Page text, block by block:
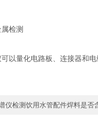
检测
量化电路板、连接器和电
仪检测饮用水管配件焊料是否